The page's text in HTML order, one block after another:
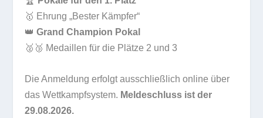
🥇 Ehrung „Bester Kämpfer“
👑Grand Champion Pokal
🥈🥉 Medaillen für die Plätze 2 und 3
Die Anmeldung erfolgt ausschließlich online über
das Wettkampfsystem. Meldeschluss ist der
29.08.2026.